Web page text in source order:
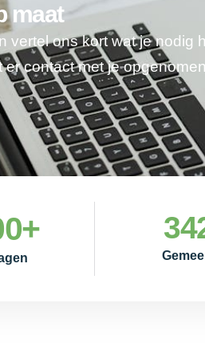
maat
vertel ons kort wat je nodig
contact met je
+